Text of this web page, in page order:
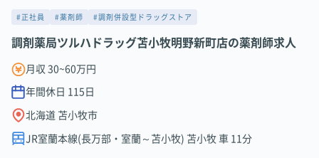
#正社員 #薬剤師 #調剤併設型ドラッグストア
調剤薬局ツルハドラッグ苫小牧明野新町店の薬剤師求人
月収 30~60万円
年間休日 115 日
北海道 苫小牧市
JR室蘭本線(長万部・室蘭～苫小牧) 苫小牧 車 11分